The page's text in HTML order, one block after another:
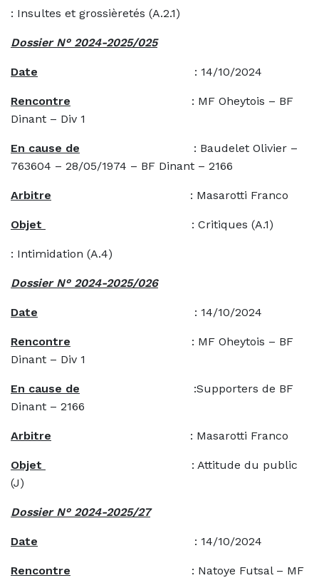
: Insultes et grossièretés (A.2.1)
Dossier N° 2024-2025/025
Date : 14/10/2024
Rencontre : MF Oheytois – BF
Dinant – Div 1
En cause de : Baudelet Olivier –
763604 – 28/05/1974 – BF Dinant – 2166
Arbitre : Masarotti Franco
Objet : Critiques (A.1)
: Intimidation (A.4)
Dossier N° 2024-2025/026
Date : 14/10/2024
Rencontre : MF Oheytois – BF
Dinant – Div 1
En cause de :Supporters de BF
Dinant – 2166
Arbitre : Masarotti Franco
Objet
: Attitude du public
(J)
Dossier N° 2024-2025/27
Date : 14/10/2024
Rencontre : Natoye Futsal – MF